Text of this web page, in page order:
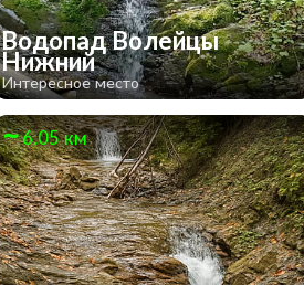
Водопад Волейцы
Нижний
Интересное место
6.05 км